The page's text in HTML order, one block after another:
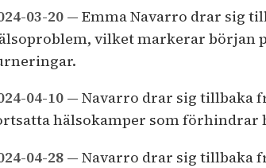
03-20— Emma Navarro drar sig
vilket markerar början
04-10— Navarro drar sig tillbaka
hälsokamper som förhindrar
04-28— Navarro drar sig tillbaka